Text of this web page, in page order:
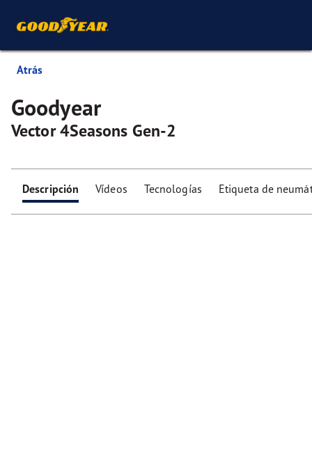
Atrás
Goodyear
Vector 4Seasons Gen-2
Descripción Vídeos Tecnologías Etiqueta de